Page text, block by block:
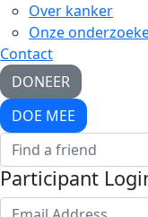
Over kanker
Onze
Contact
DONEER
DOE MEE
Participant